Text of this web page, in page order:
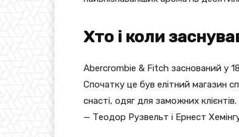
Хто і коли
Abercrombie & Fitch заснований у
Спочатку це був елітний магазин
снасті, одяг для заможних
— Теодор Рузвельт і Ернест